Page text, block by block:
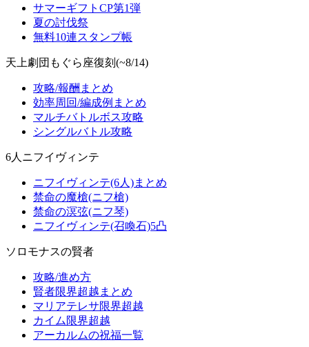
サマーギフトCP第1弾
夏の討伐祭
無料10連スタンプ帳
天上劇団もぐら座復刻(~8/14)
攻略/報酬まとめ
効率周回/編成例まとめ
マルチバトルボス攻略
シングルバトル攻略
6人ニフイヴィンテ
ニフイヴィンテ(6人)まとめ
禁命の魔槍(ニフ槍)
禁命の溟弦(ニフ琴)
ニフイヴィンテ(召喚石)5凸
ソロモナスの賢者
攻略/進め方
賢者限界超越まとめ
マリアテレサ限界超越
カイム限界超越
アーカルムの祝福一覧